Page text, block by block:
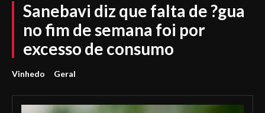
Sanebavi diz que falta de ?gua
no fim de semana foi por
excesso de consumo
Vinhedo Geral